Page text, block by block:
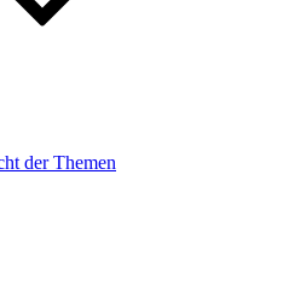
der Themen